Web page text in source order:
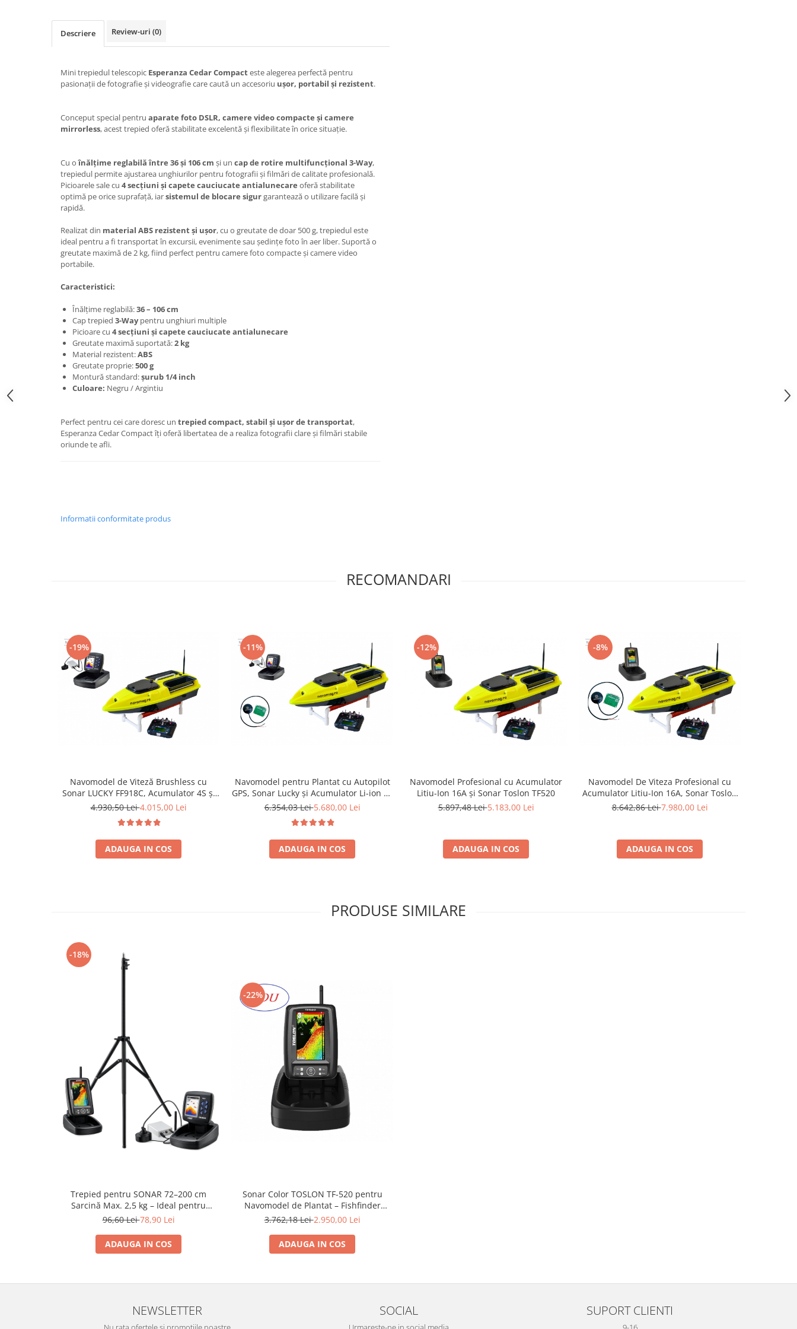
Textile camera
Voucher cadou
Descriere Review-uri (0)
Mini trepiedul telescopic Esperanza Cedar Compacteste alegerea perfectă pentru
pasionații de fotografie și videografie care caută un accesoriu ușor, portabil și rezistent.
Conceput special pentru aparate foto DSLR, camere video compacte și camere
mirrorless, acest trepied oferă stabilitate excelentă și flexibilitate în orice situație.
Cu oînălțime reglabilă între 36 și 106 cm și un cap de rotire multifuncțional 3-Way,
trepiedul permite ajustarea unghiurilor pentru fotografii și filmări de calitate profesională.
Picioarele sale cu 4 secțiuni și capete cauciucate antialunecare oferă stabilitate
optimă pe orice suprafață, iarsistemul de blocare sigurgarantează o utilizare facilă și
rapidă.
Realizat din material ABS rezistent și ușor, cu o greutate de doar 500 g, trepiedul este
ideal pentru a fi transportat în excursii, evenimente sau ședințe foto în aer liber. Suportă o
greutate maximă de 2 kg, fiind perfect pentru camere foto compacte și camere video
portabile.
Caracteristici:
Înălțime reglabilă:36 – 106 cm
Cap trepied 3-Waypentru unghiuri multiple
Picioare cu 4 secțiuni și capete cauciucate antialunecare
Greutate maximă suportată:2 kg
Material rezistent:ABS
Greutate proprie:500 g
Montură standard:șurub 1/4 inch
Culoare: Negru / Argintiu
Perfect pentru cei care doresc un trepied compact, stabil și ușor de transportat,
Esperanza Cedar Compact îți oferă libertatea de a realiza fotografii clare și filmări stabile
oriunde te afli.
Informatii conformitate produs
RECOMANDARI
-19%
Navomodel de Viteză Brushless cu
Sonar LUCKY FF918C, Acumulator 4S și
Radiocomandă Flysky
4.930,50 Lei4.015,00 Lei
ADAUGA IN COS
-11%
Navomodel pentru Plantat cu Autopilot
GPS, Sonar Lucky și Acumulator Li-ion 4S
16Ah - Navomag
6.354,03 Lei5.680,00 Lei
ADAUGA IN COS
-12%
Navomodel Profesional cu Acumulator
Litiu-Ion 16A și Sonar Toslon TF520
5.897,48 Lei5.183,00 Lei
ADAUGA IN COS
-8%
Navomodel De Viteza Profesional cu
Acumulator Litiu-Ion 16A, Sonar Toslon
TF520 și Autopilot GPS
8.642,86 Lei7.980,00 Lei
ADAUGA IN COS
PRODUSE SIMILARE
-18%
Trepied pentru SONAR 72–200 cm
Sarcină Max. 2,5 kg – Ideal pentru
pescuit
96,60 Lei78,90 Lei
ADAUGA IN COS
-22%
Sonar Color TOSLON TF-520 pentru
Navomodel de Plantat – Fishfinder
Wireless 300m, Ecran 4.3”, Detectare
3.762,18 Lei2.950,00 Lei
ADAUGA IN COS
NEWSLETTER SOCIAL SUPORT CLIENTI